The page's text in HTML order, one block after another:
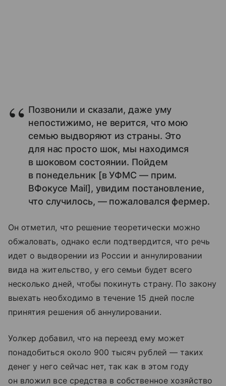
Позвонили и сказали, даже уму
непостижимо, не верится, что мою
семью выдворяют из страны. Это
для нас просто шок, мы находимся
в шоковом состоянии. Пойдем
в понедельник [в УФМС — прим.
ВФокусе Mail], увидим постановление,
что случилось, — пожаловался фермер.
Он отметил, что решение теоретически можно
обжаловать, однако если подтвердится, что речь
идет о выдворении из России и аннулировании
вида на жительство, у его семьи будет всего
несколько дней, чтобы покинуть страну. По закону
выехать необходимо в течение 15 дней после
принятия решения об аннулировании.
Уолкер добавил, что на переезд ему может
понадобиться около 900 тысяч рублей — таких
денег у него сейчас нет, так как в этом году
он вложил все средства в собственное хозяйство